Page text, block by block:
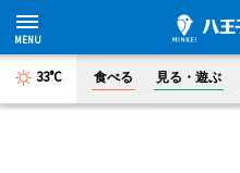
33°C 食べる 見る・遊ぶ